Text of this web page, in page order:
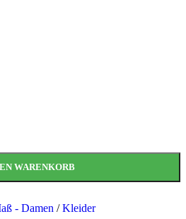
WARENKORB
- Damen / Kleider